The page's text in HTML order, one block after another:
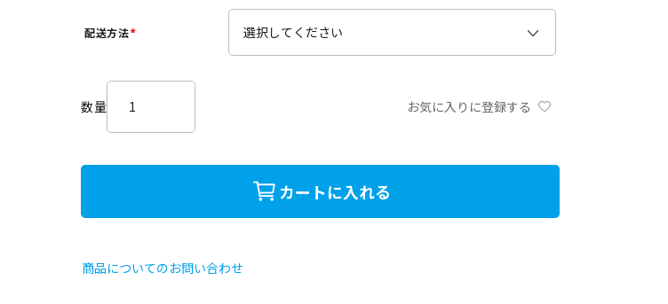
配送方法
須
お気に入りに登録する
カートに入れる
商品についてのお問い合わせ